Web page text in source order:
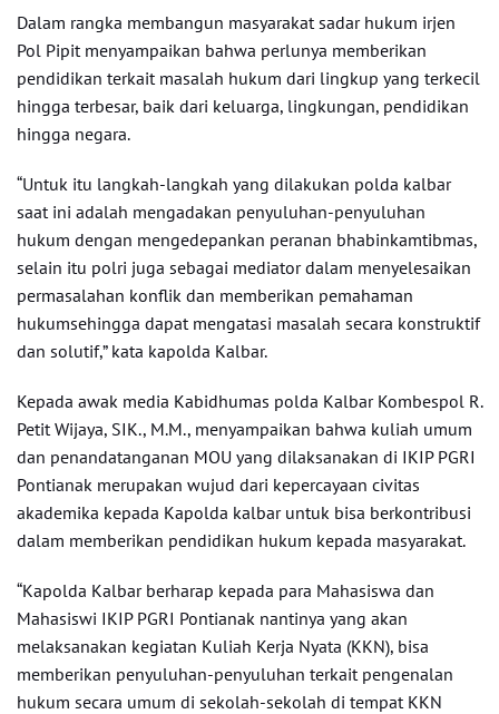
Dalam rangka membangun masyarakat sadar hukum irjen
Pol Pipit menyampaikan bahwa perlunya memberikan
pendidikan terkait masalah hukum dari lingkup yang terkecil
hingga terbesar, baik dari keluarga, lingkungan, pendidikan
hingga negara.
“Untuk itu langkah-langkah yang dilakukan polda kalbar
saat ini adalah mengadakan penyuluhan-penyuluhan
hukum dengan mengedepankan peranan bhabinkamtibmas,
selain itu polri juga sebagai mediator dalam menyelesaikan
permasalahan konflik dan memberikan pemahaman
hukumsehingga dapat mengatasi masalah secara konstruktif
dan solutif,” kata kapolda Kalbar.
Kepada awak media Kabidhumas polda Kalbar Kombespol R.
Petit Wijaya, SIK., M.M., menyampaikan bahwa kuliah umum
dan penandatanganan MOU yang dilaksanakan di IKIP PGRI
Pontianak merupakan wujud dari kepercayaan civitas
akademika kepada Kapolda kalbar untuk bisa berkontribusi
dalam memberikan pendidikan hukum kepada masyarakat.
“Kapolda Kalbar berharap kepada para Mahasiswa dan
Mahasiswi IKIP PGRI Pontianak nantinya yang akan
melaksanakan kegiatan Kuliah Kerja Nyata (KKN), bisa
memberikan penyuluhan-penyuluhan terkait pengenalan
hukum secara umum di sekolah-sekolah di tempat KKN